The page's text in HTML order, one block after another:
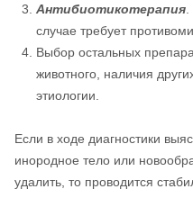
Антибиотикотерапия.
случае требует
Выбор остальных
животного, наличия
этиологии.
Если в ходе диагностики
инородное тело или
удалить, то проводится